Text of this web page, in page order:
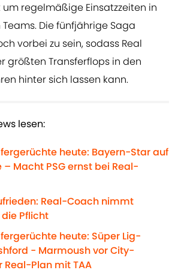
regelmäßige Einsatzzeiten in
Die fünfjährige Saga
vorbei zu sein, sodass Real
größten Transferflops in den
hinter sich lassen kann.
lesen:
heute: Bayern-Star auf
Macht PSG ernst bei Real-
Real-Coach nimmt
Pflicht
heute: Süper Lig-
- Marmoush vor City-
Real-Plan mit TAA